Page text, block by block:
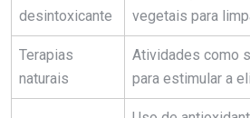
desintoxicante
vegetais para
Terapias
naturais
Atividades como
para estimular a